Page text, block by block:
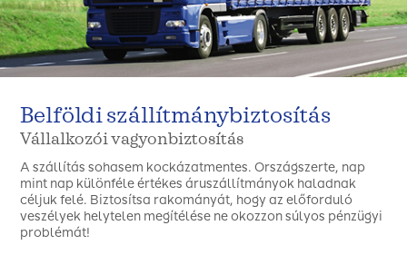
Belföldi szállítmánybiztosítás
Vállalkozói vagyonbiztosítás
A szállítás sohasem kockázatmentes. Országszerte, nap
mint nap különféle értékes áruszállítmányok haladnak
céljuk felé. Biztosítsa rakományát, hogy az előforduló
veszélyek helytelen megítélése ne okozzon súlyos pénzügyi
problémát!